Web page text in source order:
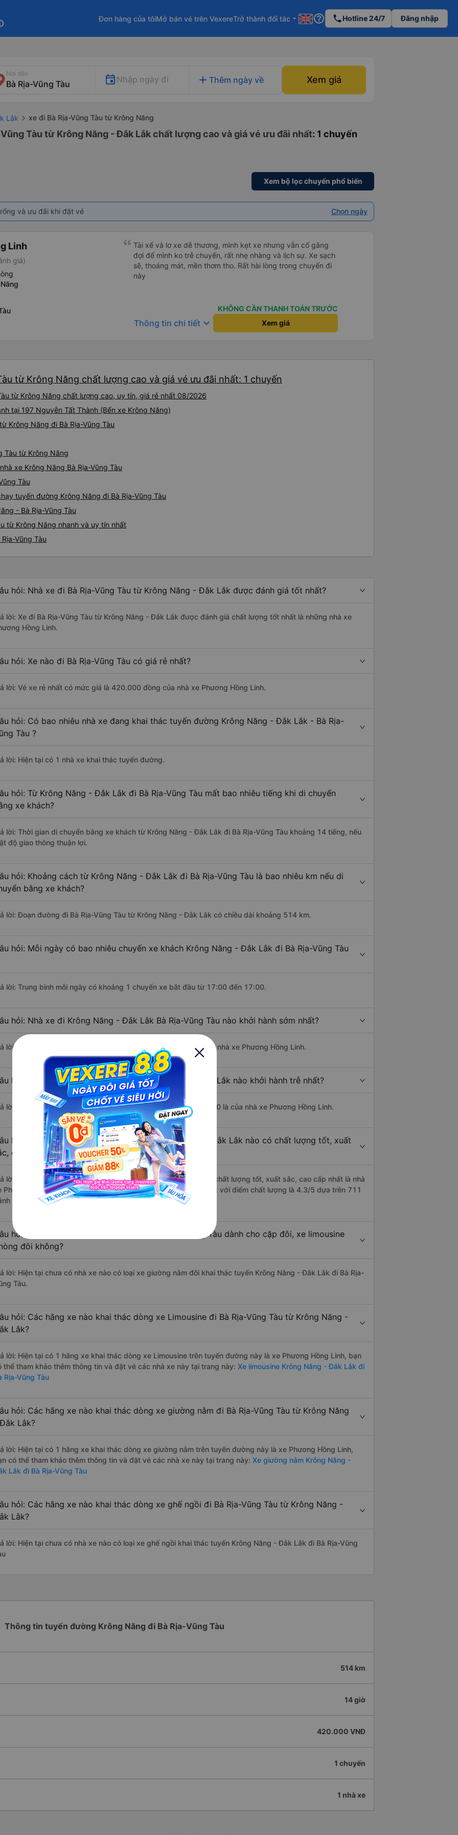
Đơn hàng của tôiMở bán vé trên VexereTrở thành đối tác arrow_drop_down help_outline phoneHotline 24/7 Đăng nhập
Nơi đến
Nhập ngày đi add Thêm ngày về Xem giá
Lắk xe đi Bà Rịa-Vũng Tàu từ Krông Năng
Tàu từ Krông Năng - Đắk Lắk chất lượng cao và giá vé ưu đãi nhất: 1 chuyến
Xem bộ lọc chuyến phổ biến
và ưu đãi khi đặt vé Chọn ngày
Linh
giá)
Tài xế và lơ xe dễ thương, mình kẹt xe nhưng vẫn cố gắng
đợi để mình ko trễ chuyến, rất nhẹ nhàng và lịch sự. Xe sạch
sẽ, thoáng mát, mền thơm tho. Rất hài lòng trong chuyến đi
này
KHÔNG CẦN THANH TOÁN TRƯỚC
Thông tin chi tiết keyboard_arrow_down Xem giá
từ Krông Năng chất lượng cao và giá vé ưu đãi nhất: 1 chuyến
từ Krông Năng chất lượng cao, uy tín, giá rẻ nhất 08/2026
tại 197 Nguyễn Tất Thành (Bến xe Krông Năng)
Krông Năng đi Bà Rịa-Vũng Tàu
Tàu từ Krông Năng
xe Krông Năng Bà Rịa-Vũng Tàu
Tàu
tuyến đường Krông Năng đi Bà Rịa-Vũng Tàu
- Bà Rịa-Vũng Tàu
từ Krông Năng nhanh và uy tín nhất
Vũng Tàu
hỏi: Nhà xe đi Bà Rịa-Vũng Tàu từ Krông Năng - Đắk Lắk được đánh giá tốt nhất?
lời: Xe đi Bà Rịa-Vũng Tàu từ Krông Năng - Đắk Lắk được đánh giá chất lượng tốt nhất là những nhà xe
Hồng Linh.
hỏi: Xe nào đi Bà Rịa-Vũng Tàu có giá rẻ nhất?
lời: Vé xe rẻ nhất có mức giá là 420.000 đồng của nhà xe Phương Hồng Linh.
hỏi: Có bao nhiêu nhà xe đang khai thác tuyến đường Krông Năng - Đắk Lắk - Bà Rịa-
Tàu ?
lời: Hiện tại có 1 nhà xe khai thác tuyến đường.
hỏi: Từ Krông Năng - Đắk Lắk đi Bà Rịa-Vũng Tàu mất bao nhiêu tiếng khi di chuyển
xe khách?
lời: Thời gian di chuyển bằng xe khách từ Krông Năng - Đắk Lắk đi Bà Rịa-Vũng Tàu khoảng 14 tiếng, nếu
độ giao thông thuận lợi.
hỏi: Khoảng cách từ Krông Năng - Đắk Lắk đi Bà Rịa-Vũng Tàu là bao nhiêu km nếu di
bằng xe khách?
lời: Đoạn đường đi Bà Rịa-Vũng Tàu từ Krông Năng - Đắk Lắk có chiều dài khoảng 514 km.
hỏi: Mỗi ngày có bao nhiêu chuyến xe khách Krông Năng - Đắk Lắk đi Bà Rịa-Vũng Tàu
lời: Trung bình mỗi ngày có khoảng 1 chuyến xe bắt đầu từ 17:00 đến 17:00.
hỏi: Nhà xe đi Krông Năng - Đắk Lắk Bà Rịa-Vũng Tàu nào khởi hành sớm nhất?
lời: Chuyến xe có giờ xuất phát sớm nhất vào lúc 17:00 là của nhà xe Phương Hồng Linh.
hỏi: Nhà xe đi Bà Rịa-Vũng Tàu từ Krông Năng - Đắk Lắk nào khởi hành trễ nhất?
lời: Chuyến xe có giờ xuất phát trễ (muộn) nhất là vào lúc 17:00 là của nhà xe Phương Hồng Linh.
hỏi: Review xe đi Bà Rịa-Vũng Tàu từ Krông Năng - Đắk Lắk nào có chất lượng tốt, xuất
cao cấp nhất?
lời: Những hãng xe đi Krông Năng - Đắk Lắk Bà Rịa-Vũng Tàu chất lượng tốt, xuất sắc, cao cấp nhất là nhà
Phương Hồng Linh đi Bà Rịa-Vũng Tàu từ Krông Năng - Đắk Lắk với điểm chất lượng là 4.3/5 dựa trên 711
giá của khách hàng).
hỏi: Có loại xe Krông Năng - Đắk Lắk Bà Rịa-Vũng Tàu dành cho cặp đôi, xe limousine
đôi không?
lời: Hiện tại chưa có nhà xe nào có loại xe giường nằm đôi khai thác tuyến Krông Năng - Đắk Lắk đi Bà Rịa-
Tàu.
hỏi: Các hãng xe nào khai thác dòng xe Limousine đi Bà Rịa-Vũng Tàu từ Krông Năng -
Lắk?
lời: Hiện tại có 1 hãng xe khai thác dòng xe Limousine trên tuyến đường này là xe Phương Hồng Linh, bạn
thể tham khảo thêm thông tin và đặt vé các nhà xe này tại trang này: Xe limousine Krông Năng - Đắk Lắk đi
Rịa-Vũng Tàu
hỏi: Các hãng xe nào khai thác dòng xe giường nằm đi Bà Rịa-Vũng Tàu từ Krông Năng
Lắk?
lời: Hiện tại có 1 hãng xe khai thác dòng xe giường nằm trên tuyến đường này là xe Phương Hồng Linh,
có thể tham khảo thêm thông tin và đặt vé các nhà xe này tại trang này: Xe giường nằm Krông Năng -
Lắk đi Bà Rịa-Vũng Tàu
hỏi: Các hãng xe nào khai thác dòng xe ghế ngồi đi Bà Rịa-Vũng Tàu từ Krông Năng -
Lắk?
lời: Hiện tại chưa có nhà xe nào có loại xe ghế ngồi khai thác tuyến Krông Năng - Đắk Lắk đi Bà Rịa-Vũng
Thông tin tuyến đường Krông Năng đi Bà Rịa-Vũng Tàu
514 km
14 giờ
420.000 VNĐ
1 chuyến
1 nhà xe